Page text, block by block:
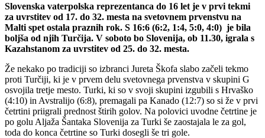
Slovenska vaterpolska reprezentanca do 16 let je v prvi tekmi
za uvrstitev od 17. do 32. mesta na svetovnem prvenstvu na
Malti spet ostala praznih rok. S 16:6 (6:2, 1:4, 5:0, 4:0) je bila
boljša od njih Turčija. V soboto bo Slovenija, ob 11.30, igrala s
Kazahstanom za uvrstitev od 25. do 32. mesta.
Že nekako po tradiciji so izbranci Jureta Škofa slabo začeli tekmo
proti Turčiji, ki je v prvem delu svetovnega prvenstva v skupini G
osvojila tretje mesto. Turki, ki so v svoji skupini izgubili s Hrvaško
(4:10) in Avstralijo (6:8), premagali pa Kanado (12:7) so si že v prvi
četrtini priigrali prednost štirih golov. Na polovici uvodne četrtine je
po golu Aljaža Šantaka Slovenija za Turki še zaostajala le za gol,
toda do konca četrtine so Turki dosegli še tri gole.